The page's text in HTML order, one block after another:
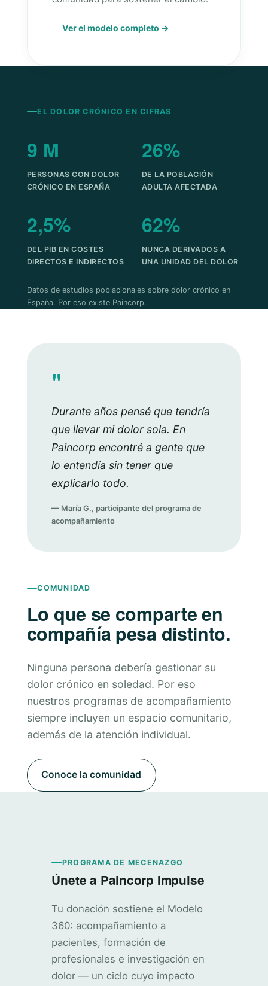
Ver el modelo completo →
EL DOLOR CRÓNICO EN CIFRAS
9 M
PERSONAS CON DOLOR
CRÓNICO EN ESPAÑA
26%
DE LA POBLACIÓN
ADULTA AFECTADA
2,5%
DEL PIB EN COSTES
DIRECTOS E INDIRECTOS
62%
NUNCA DERIVADOS A
UNA UNIDAD DEL DOLOR
Datos de estudios poblacionales sobre dolor crónico en
España. Por eso existe Paincorp.
"
Durante años pensé que tendría
que llevar mi dolor sola. En
Paincorp encontré a gente que
lo entendía sin tener que
explicarlo todo.
— María G., participante del programa de
acompañamiento
COMUNIDAD
Lo que se comparte en
compañía pesa distinto.
Ninguna persona debería gestionar su
dolor crónico en soledad. Por eso
nuestros programas de acompañamiento
siempre incluyen un espacio comunitario,
además de la atención individual.
Conoce la comunidad
PROGRAMA DE MECENAZGO
Únete a Paincorp Impulse
Tu donación sostiene el Modelo
360: acompañamiento a
pacientes, formación de
profesionales e investigación en
dolor — un ciclo cuyo impacto